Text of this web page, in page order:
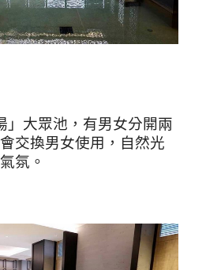
」大眾池，有男女分開兩
交換男女使用，自然光
氛。